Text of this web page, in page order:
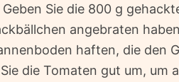
Sie die 800 g
angebraten
haften, die den
die Tomaten gut um, um